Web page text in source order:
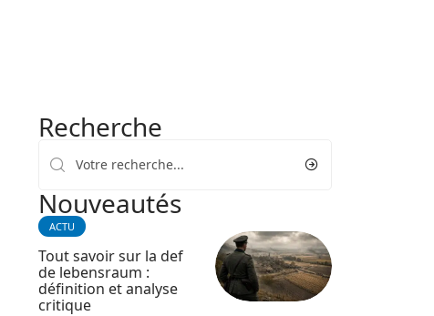
Recherche
Nouveautés
ACTU
Tout savoir sur la def
de lebensraum :
définition et analyse
critique